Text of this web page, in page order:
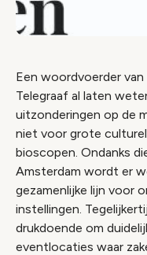
Een woordvoerder
Telegraaf al laten
uitzonderingen op de
niet voor grote
bioscopen. Ondanks
Amsterdam wordt er
gezamenlijke lijn voor
instellingen.
drukdoende om
eventlocaties waar